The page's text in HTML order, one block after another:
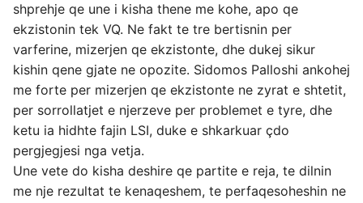
shprehje qe une i kisha thene me kohe, apo qe
ekzistonin tek VQ. Ne fakt te tre bertisnin per
varferine, mizerjen qe ekzistonte, dhe dukej sikur
kishin qene gjate ne opozite. Sidomos Palloshi ankohej
me forte per mizerjen qe ekzistonte ne zyrat e shtetit,
per sorrollatjet e njerzeve per problemet e tyre, dhe
ketu ia hidhte fajin LSI, duke e shkarkuar çdo
pergjegjesi nga vetja.
Une vete do kisha deshire qe partite e reja, te dilnin
me nje rezultat te kenaqeshem, te perfaqesoheshin ne